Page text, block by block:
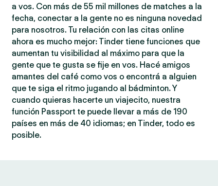
a vos. Con más de 55 mil millones de matches a la
fecha, conectar a la gente no es ninguna novedad
para nosotros. Tu relación con las citas online
ahora es mucho mejor: Tinder tiene funciones que
aumentan tu visibilidad al máximo para que la
gente que te gusta se fije en vos. Hacé amigos
amantes del café como vos o encontrá a alguien
que te siga el ritmo jugando al bádminton. Y
cuando quieras hacerte un viajecito, nuestra
función Passport te puede llevar a más de 190
países en más de 40 idiomas; en Tinder, todo es
posible.